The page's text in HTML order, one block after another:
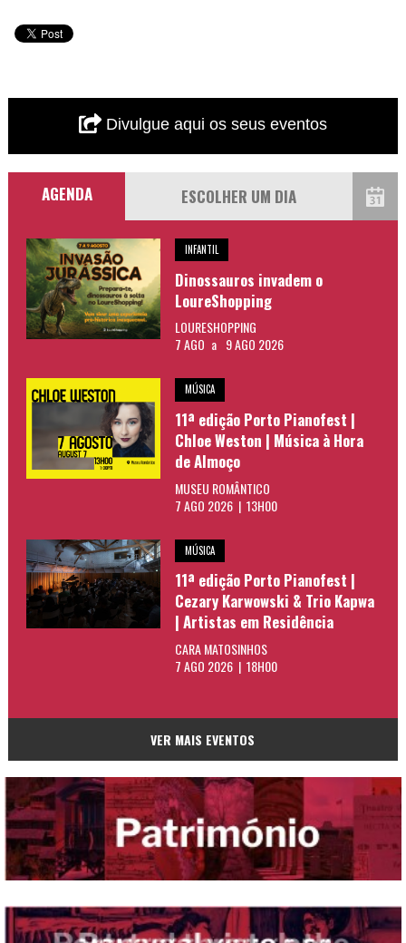
Divulgue aqui os seus eventos
AGENDA
INFANTIL
Dinossauros invadem o
LoureShopping
LOURESHOPPING
7 AGO a 9 AGO 2026
MÚSICA
11ª edição Porto Pianofest |
Chloe Weston | Música à Hora
de Almoço
MUSEU ROMÂNTICO
7 AGO 2026 | 13H00
MÚSICA
11ª edição Porto Pianofest |
Cezary Karwowski & Trio Kapwa
| Artistas em Residência
CARA MATOSINHOS
7 AGO 2026 | 18H00
VER MAIS EVENTOS